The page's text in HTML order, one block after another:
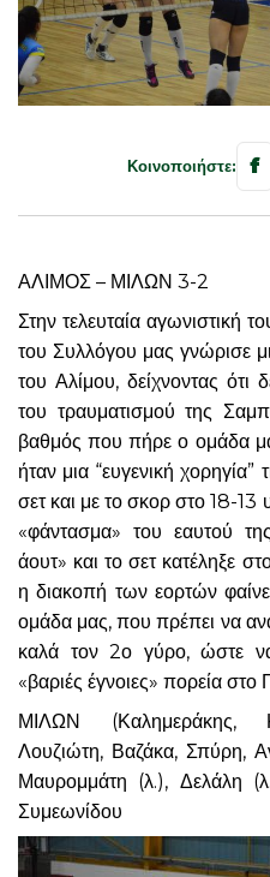
Κοινοποιήστε: f
ΑΛΙΜΟΣ – ΜΙΛΩΝ 3-2
Στην τελευταία αγωνιστική
του Συλλόγου μας γνώρισε
του Αλίμου, δείχνοντας ότι
του τραυματισμού της
βαθμός που πήρε ο ομάδα
ήταν μια “ευγενική
σετ και με το σκορ στο 18-13
«φάντασμα» του εαυτού
άουτ» και το σετ κατέληξε
η διακοπή των εορτών
ομάδα μας, που πρέπει να
καλά τον 2ο γύρο, ώστε
«βαριές έγνοιες» πορεία
ΜΙΛΩΝ (Καλημεράκης,
Λουζιώτη, Βαζάκα, Σπύρη,
Μαυρομμάτη (λ.), Δελάλη
Συμεωνίδου